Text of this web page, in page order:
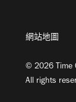
網站地圖
© 2026 Time
All rights